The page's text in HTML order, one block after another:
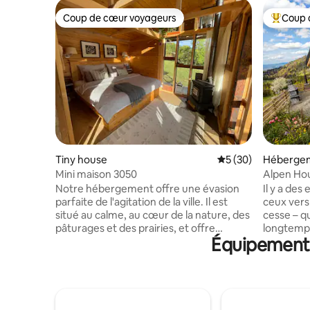
Coup de cœur voyageurs
Coup de cœur voyageurs
Tiny house Évaluation
5 (30)
Mini maison 3050
Notre hébergement offre une évasion
parfaite de l'agitation de la ville. Il est
situé au calme, au cœur de la nature, des
pâturages et des prairies, et offre
confort et détente. En vous levant le
Coups
Coup
Il y a des
ceux
cesse –
Alpen
dernière